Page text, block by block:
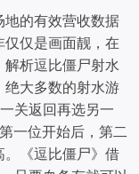
的有效营收数据
仅是画面靓，在
析逗比僵尸射水
大多数的射水游
关返回再选另一
一位开始后，第二
《逗比僵尸》借